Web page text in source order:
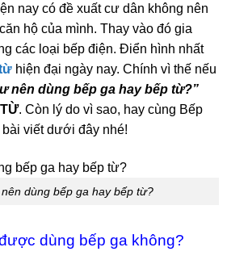
nay có đề xuất cư dân không nên
hộ của mình. Thay vào đó gia
các loại bếp điện. Điển hình nhất
hiện đại ngày nay. Chính vì thế nếu
nên dùng bếp ga hay bếp từ?”
. Còn lý do vì sao, hay cùng Bếp
viết dưới đây nhé!
dùng bếp ga hay bếp từ?
dùng bếp ga không?